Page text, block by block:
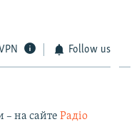
Follow us
на сайте Радіо